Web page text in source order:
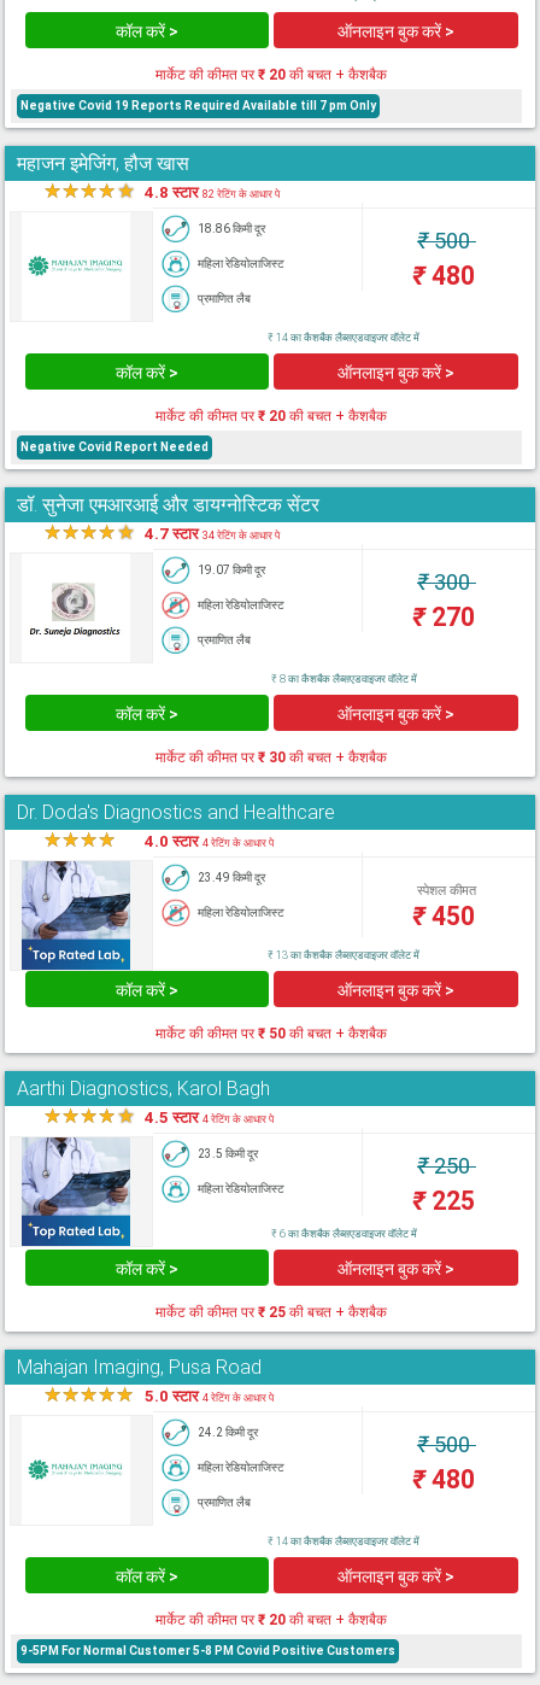
कॉल करें > ऑनलाइन बुक करें >
मार्केट की कीमत पर₹ 20 की बचत + कैशबैक
Negative Covid 19 Reports Required Available till 7 pm Only
महाजन इमेजिंग, हौज खास
★★★★★ 4.8 स्टार82 रेटिंग के आधार पे
18.86 किमी दूर
महिला रेडियोलाजिस्ट
प्रमाणित लैब
₹500
₹480
₹ 14 का कैशबैक लैब्सएडवाइजर वॉलेट में
कॉल करें > ऑनलाइन बुक करें >
मार्केट की कीमत पर₹ 20 की बचत + कैशबैक
Negative Covid Report Needed
डॉ. सुनेजा एमआरआई और डायग्नोस्टिक सेंटर
★★★★★ 4.7 स्टार34 रेटिंग के आधार पे
19.07 किमी दूर
महिला रेडियोलाजिस्ट
प्रमाणित लैब
₹300
₹270
₹ 8 का कैशबैक लैब्सएडवाइजर वॉलेट में
कॉल करें > ऑनलाइन बुक करें >
मार्केट की कीमत पर₹ 30 की बचत + कैशबैक
Dr. Doda's Diagnostics and Healthcare
★★★★ 4.0 स्टार4 रेटिंग के आधार पे
23.49 किमी दूर
महिला रेडियोलाजिस्ट
स्पेशल कीमत
₹450
₹ 13 का कैशबैक लैब्सएडवाइजर वॉलेट में
कॉल करें > ऑनलाइन बुक करें >
मार्केट की कीमत पर₹ 50 की बचत + कैशबैक
Aarthi Diagnostics, Karol Bagh
★★★★★ 4.5 स्टार4 रेटिंग के आधार पे
23.5 किमी दूर
महिला रेडियोलाजिस्ट
₹250
₹225
₹ 6 का कैशबैक लैब्सएडवाइजर वॉलेट में
कॉल करें > ऑनलाइन बुक करें >
मार्केट की कीमत पर₹ 25 की बचत + कैशबैक
Mahajan Imaging, Pusa Road
★★★★★ 5.0 स्टार4 रेटिंग के आधार पे
24.2 किमी दूर
महिला रेडियोलाजिस्ट
प्रमाणित लैब
₹500
₹480
₹ 14 का कैशबैक लैब्सएडवाइजर वॉलेट में
कॉल करें > ऑनलाइन बुक करें >
मार्केट की कीमत पर₹ 20 की बचत + कैशबैक
9-5PM For Normal Customer 5-8 PM Covid Positive Customers